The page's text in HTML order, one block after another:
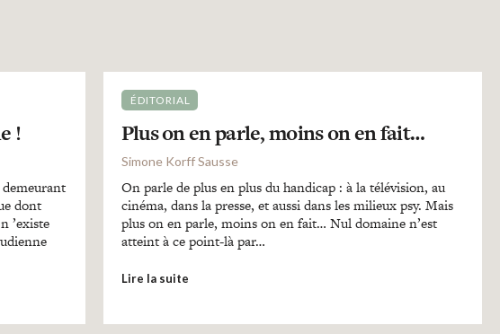
!
demeurant
dont
’existe
ÉDITORIAL
Plus on en parle, moins on en fait…
Simone Korff Sausse
On parle de plus en plus du handicap : à la télévision, au
cinéma, dans la presse, et aussi dans les milieux psy. Mais
plus on en parle, moins on en fait… Nul domaine n’est
atteint à ce point-là par…
Lire la suite